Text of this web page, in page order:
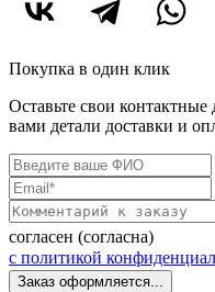
Покупка в один клик
Оставьте свои
вами детали доставки и
согласен (согласна)
c политикой
Заказ оформляется...